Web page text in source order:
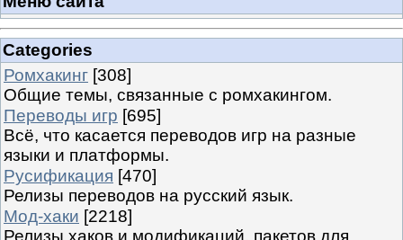
Categories
Ромхакинг [308]
Общие темы, связанные с ромхакингом.
Переводы игр [695]
Всё, что касается переводов игр на разные
языки и платформы.
Русификация [470]
Релизы переводов на русский язык.
Мод-хаки [2218]
Релизы хаков и модификаций, пакетов для